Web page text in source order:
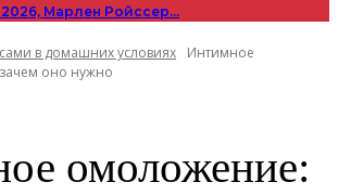
Марлен Ройссер…
в домашних условиях
Интимное
оно нужно
омоложение: